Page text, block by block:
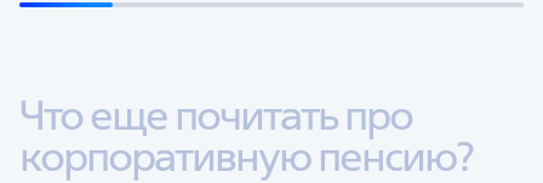
Что еще почитать про
корпоративную пенсию?